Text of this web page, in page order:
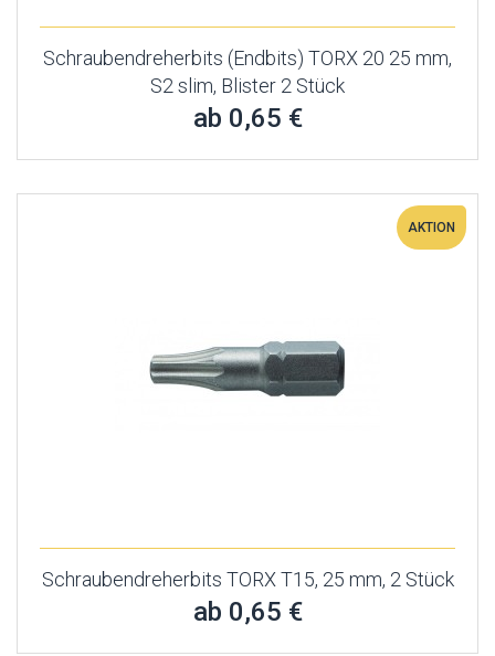
Schraubendreherbits (Endbits) TORX 20 25 mm,
S2 slim, Blister 2 Stück
ab 0,65 €
AKTION
Schraubendreherbits TORX T15, 25 mm, 2 Stück
ab 0,65 €